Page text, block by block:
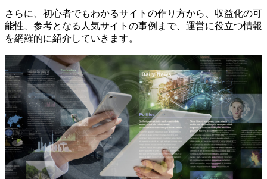
さらに、初心者でもわかるサイトの作り方から、収益化の可
能性、参考となる人気サイトの事例まで、運営に役立つ情報
を網羅的に紹介していきます。